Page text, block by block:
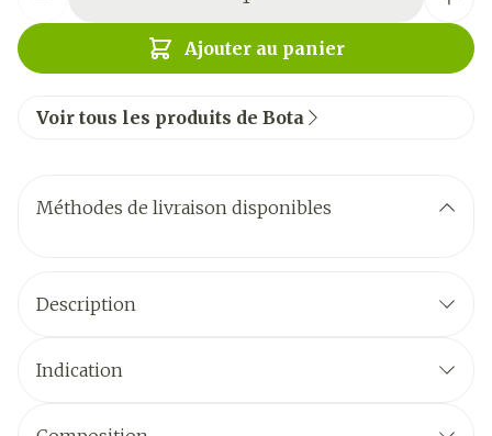
Ajouter au panier
Voir tous les produits de Bota
Méthodes de livraison disponibles
Description
Indication